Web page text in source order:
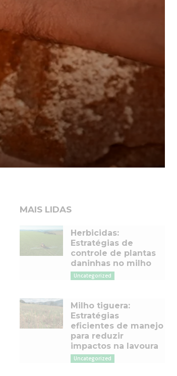
MAIS LIDAS
Herbicidas:
Estratégias de
controle de plantas
daninhas no milho
Uncategorized
Milho tiguera:
Estratégias
eficientes de manejo
para reduzir
impactos na lavoura
Uncategorized